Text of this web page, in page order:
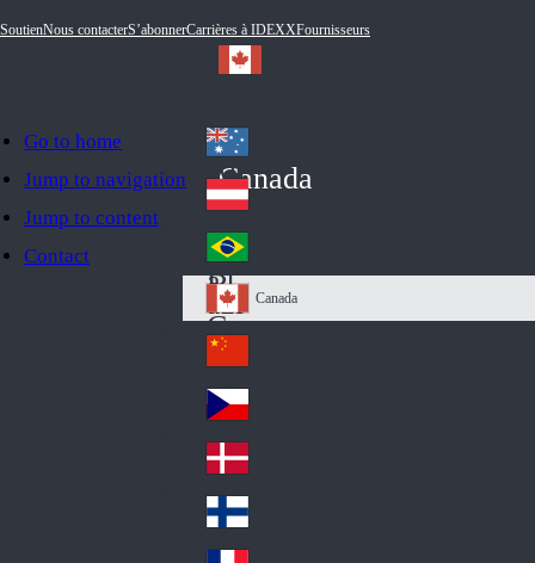
Go to home
Jump to navigation
Jump to content
Contact
SoutienNous contacterS’abonnerCarrières à IDEXXFournisseurs
Canada
Au
str
ali
a
Au
stri
a
Br
azi
l
Ca
na
da
Canada
Ch
ina
Cz
ec
h
De
nm
ark
Fin